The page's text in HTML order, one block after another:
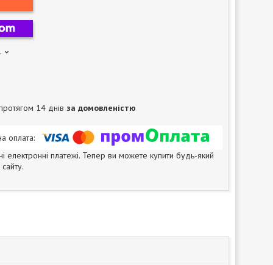
14 днів за домовленістю
електронні платежі. Тепер ви можете купити будь-який